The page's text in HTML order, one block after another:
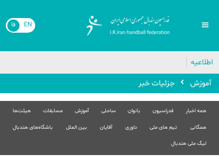
EN فا
اطلاعیه
آموزش
جزئیات خبر
همه اخبار فدراسیون بانوان ساحلی آموزش مسابقات هیئت‌ها
همگانی تیم های ملی داوری آقایان بین الملل باشگاه‌های هندبال
لیگ ملی هندبال